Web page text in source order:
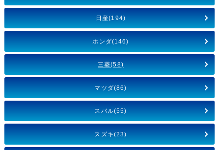
日産(194)
ホンダ(146)
三菱(58)
マツダ(86)
スバル(55)
スズキ(23)